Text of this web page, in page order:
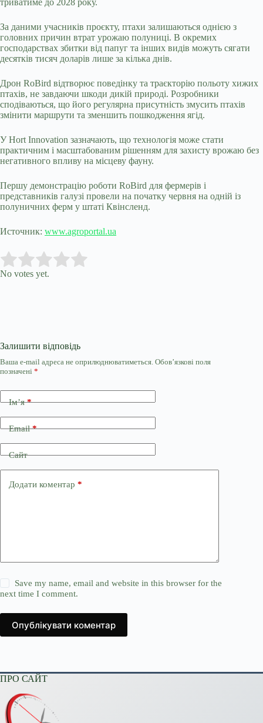
триватиме до 2028 року.
За даними учасників проєкту, птахи залишаються однією з
головних причин втрат урожаю полуниці. В окремих
господарствах збитки від папуг та інших видів можуть сягати
десятків тисяч доларів лише за кілька днів.
Дрон RoBird відтворює поведінку та траєкторію польоту хижих
птахів, не завдаючи шкоди дикій природі. Розробники
сподіваються, що його регулярна присутність змусить птахів
змінити маршрути та зменшить пошкодження ягід.
У Hort Innovation зазначають, що технологія може стати
практичним і масштабованим рішенням для захисту врожаю без
негативного впливу на місцеву фауну.
Першу демонстрацію роботи RoBird для фермерів і
представників галузі провели на початку червня на одній із
полуничних ферм у штаті Квінсленд.
Источник: www.agroportal.ua
Rate this item:
No votes yet.
Залишити відповідь
Ваша e-mail адреса не оприлюднюватиметься. Обов’язкові поля
позначені *
Ім’я*
Email*
Сайт
Додати коментар *
Save my name, email and website in this browser for the
next time I comment.
Опублікувати коментар
ПРО САЙТ